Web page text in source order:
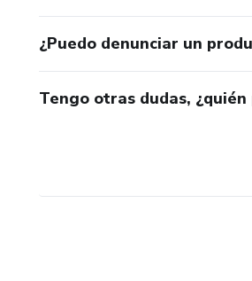
¿Puedo denunciar un
Tengo otras dudas,